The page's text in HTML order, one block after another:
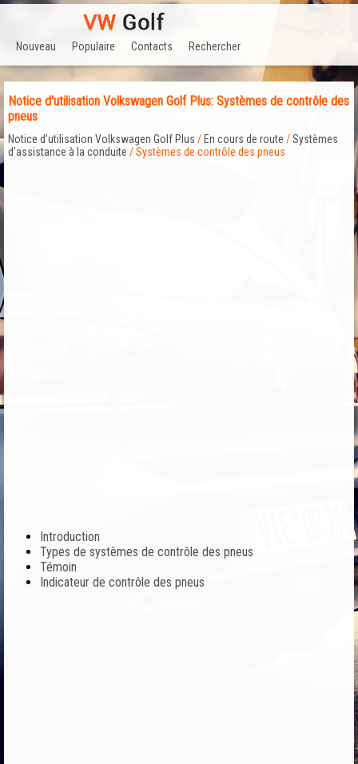
Nouveau Populaire Contacts Rechercher
Notice d'utilisation Volkswagen Golf Plus: Systèmes de contrôle des
pneus
Notice d'utilisation Volkswagen Golf Plus / En cours de route /Systèmes
d'assistance à la conduite / Systèmes de contrôle des pneus
Introduction
Types de systèmes de contrôle des pneus
Témoin
Indicateur de contrôle des pneus